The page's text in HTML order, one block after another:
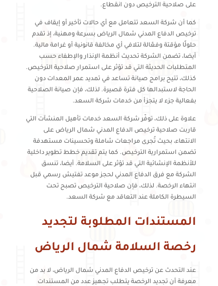
على صلاحية الترخيص دون انقطاع.
كما أن شركة السعد تتعامل مع أي حالات تأخير أو إيقاف في
ترخيص الدفاع المدني شمال الرياض بسرعة ومهنية، إذ تقدم
حلولًا مؤقتة وفعّالة لتلافي أي مخالفة قانونية أو غرامة مالية.
أيضا، تضمن الشركة تحديث أنظمة الإنذار والإطفاء حسب
المتطلبات الحديثة التي قد تؤثر على استمرار صلاحية الترخيص.
كذلك، تتيح برامج صيانة تساعد في تمديد عمر المعدات دون
الحاجة لاستبدالها كل فترة قصيرة. لذلك، فإن صيانة الصلاحية
بفعالية جزء لا يتجزأ من خدمات شركة السعد.
علاوة على ذلك، توفّر شركة السعد خدمات تأهيل المنشآت التي
قاربت صلاحية ترخيص الدفاع المدني شمال الرياض على
الانتهاء، بحيث تُجرى مراجعات شاملة وتحسينات مستهدفة
تضمن استمرارية الترخيص. كما يتم تقديم خطط تطوير داخلية
للأنظمة الإنشائية التي قد تؤثر على السلامة. أيضا، تنسق
الشركة مع فرق الدفاع المدني لحجز موعد تفتيش رسمي قبل
انتهاء الرخصة. لذلك، فإن صلاحية الترخيص تصبح تحت
السيطرة الكاملة عند التعاقد مع شركة السعد.
المستندات المطلوبة لتجديد
رخصة السلامة شمال الرياض
عند التحدث عن ترخيص الدفاع المدني شمال الرياض، لا بد من
معرفة أن تجديد الرخصة يتطلب تجهيز عدد من المستندات